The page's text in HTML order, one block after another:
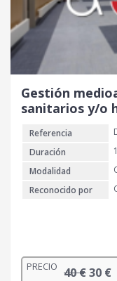
Gestión
sanitarios y/o
Referencia
Duración
Modalidad
Reconocido por
PRECIO 40€E
30 €E